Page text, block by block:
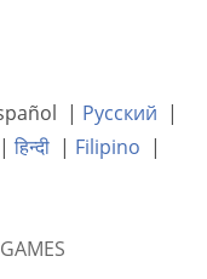
| Русский |
|हिन्दी| Filipino |